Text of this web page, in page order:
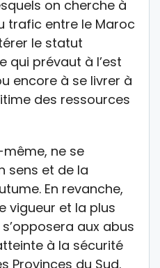
on cherche à
trafic entre le Maroc
le statut
qui prévaut à l’est
encore à se livrer à
des ressources
ne se
sens et de la
En revanche,
vigueur et la plus
aux abus
à la sécurité
Provinces du Sud.